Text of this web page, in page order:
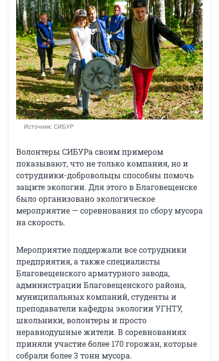
Источник: СИБУР
Волонтеры СИБУРа своим примером
показывают, что не только компания, но и
сотрудники-добровольцы способны помочь
защите экологии. Для этого в Благовещенске
было организовано экологическое
мероприятие — соревнования по сбору мусора
на скорость.
Мероприятие поддержали все сотрудники
предприятия, а также специалисты
Благовещенского арматурного завода,
администрации Благовещенского района,
муниципальных компаний, студенты и
преподаватели кафедры экологии УГНТУ,
школьники, волонтеры и просто
неравнодушные жители. В соревнованиях
приняли участие более 170 горожан, которые
собрали более 3 тонн мусора.